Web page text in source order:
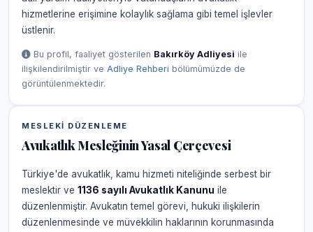
hizmetlerine erişimine kolaylık sağlama gibi temel işlevler
üstlenir.
Bu profil, faaliyet gösterilen Bakırköy Adliyesi ile
ilişkilendirilmiştir ve Adliye Rehberi bölümümüzde de
görüntülenmektedir.
MESLEKI DÜZENLEME
Avukatlık Mesleğinin Yasal Çerçevesi
Türkiye'de avukatlık, kamu hizmeti niteliğinde serbest bir
meslektir ve 1136 sayılı Avukatlık Kanunu ile
düzenlenmiştir. Avukatın temel görevi, hukuki ilişkilerin
düzenlenmesinde ve müvekkilin haklarının korunmasında